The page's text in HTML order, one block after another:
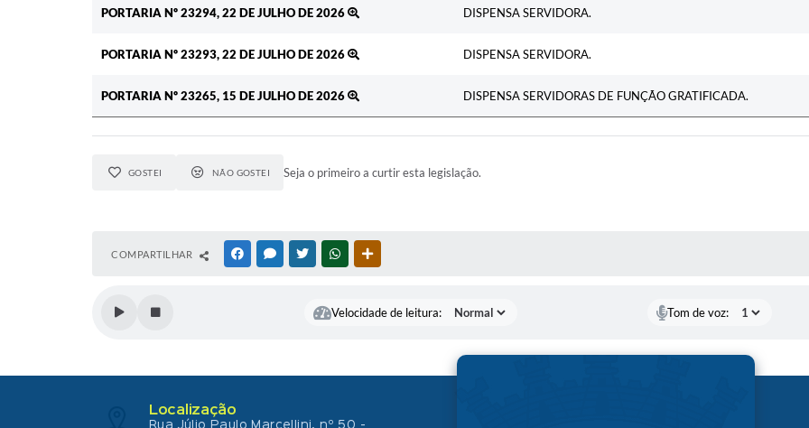
PORTARIA Nº 23294, 22 DE JULHO DE 2026 DISPENSA SERVIDORA.
PORTARIA Nº 23293, 22 DE JULHO DE 2026 DISPENSA SERVIDORA.
PORTARIA Nº 23265, 15 DE JULHO DE 2026 DISPENSA SERVIDORAS DE FUNÇÃO GRATIFICADA.
GOSTEI NÃO GOSTEI Seja o primeiro a curtir esta legislação.
COMPARTILHAR FACEBOOKMESSENGER
TWITTERWHATSAPP
Velocidade de leitura: Tom de voz:
Localização
Rua Júlio Paulo Marcellini, nº 50 -